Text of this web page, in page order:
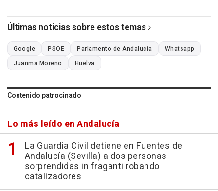
Últimas noticias sobre estos temas
Google PSOE Parlamento de Andalucía
Whatsapp
Juanma Moreno
Huelva
Contenido patrocinado
Lo más leído en Andalucía
La Guardia Civil detiene en Fuentes de
Andalucía (Sevilla) a dos personas
sorprendidas in fraganti robando
catalizadores